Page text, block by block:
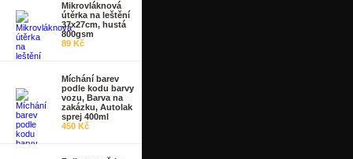
Mikrovláknová
útěrka na leštění
37x27cm, hustá
800gsm
89 Kč
Míchání barev
podle kodu barvy
vozu, Barva na
zakázku, Autolak
sprej 400ml
450 Kč